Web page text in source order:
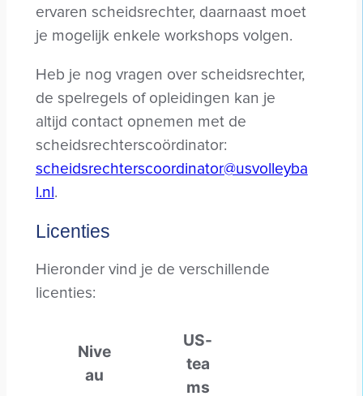
ervaren scheidsrechter, daarnaast moet
je mogelijk enkele workshops volgen.
Heb je nog vragen over scheidsrechter,
de spelregels of opleidingen kan je
altijd contact opnemen met de
scheidsrechterscoördinator:
scheidsrechterscoordinator@usvolleyba
l.nl.
Licenties
Hieronder vind je de verschillende
licenties:
Nive
au
US-
tea
ms